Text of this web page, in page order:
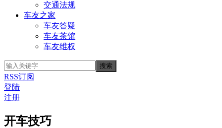
交通法规
车友之家
车友答疑
车友茶馆
车友维权
RSS订阅
登陆
注册
开车技巧